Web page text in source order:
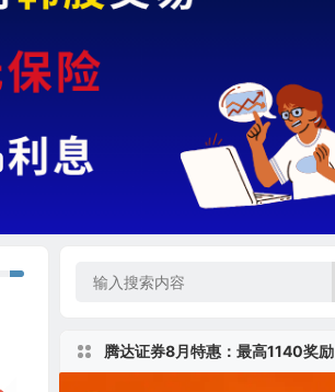
腾达证券8月特惠：最高1140奖励